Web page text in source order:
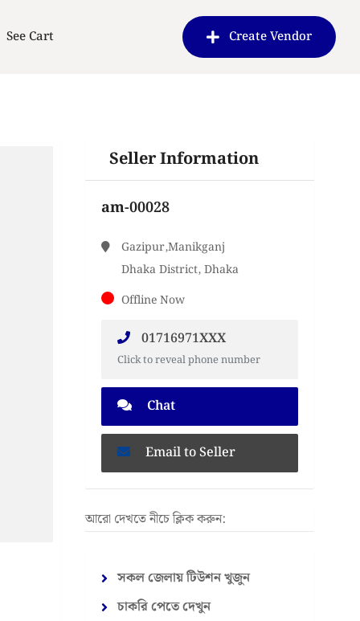
See Cart Create Vendor
Seller Information
am-00028
Gazipur,Manikganj
Dhaka District, Dhaka
Offline Now
01716971XXX
Click to reveal phone number
Chat
Email to Seller
আরো দেখতে নীচে ক্লিক করুন:
সকল জেলায় টিউশন খুজুন
চাকরি পেতে দেখুন